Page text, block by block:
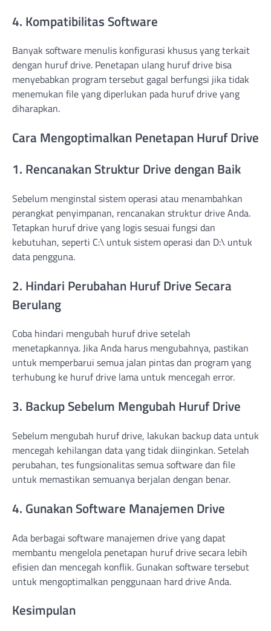
4. Kompatibilitas Software
Banyak software menulis konfigurasi khusus yang terkait
dengan huruf drive. Penetapan ulang huruf drive bisa
menyebabkan program tersebut gagal berfungsi jika tidak
menemukan file yang diperlukan pada huruf drive yang
diharapkan.
Cara Mengoptimalkan Penetapan Huruf Drive
1. Rencanakan Struktur Drive dengan Baik
Sebelum menginstal sistem operasi atau menambahkan
perangkat penyimpanan, rencanakan struktur drive Anda.
Tetapkan huruf drive yang logis sesuai fungsi dan
kebutuhan, seperti C:\ untuk sistem operasi dan D:\ untuk
data pengguna.
2. Hindari Perubahan Huruf Drive Secara
Berulang
Coba hindari mengubah huruf drive setelah
menetapkannya. Jika Anda harus mengubahnya, pastikan
untuk memperbarui semua jalan pintas dan program yang
terhubung ke huruf drive lama untuk mencegah error.
3. Backup Sebelum Mengubah Huruf Drive
Sebelum mengubah huruf drive, lakukan backup data untuk
mencegah kehilangan data yang tidak diinginkan. Setelah
perubahan, tes fungsionalitas semua software dan file
untuk memastikan semuanya berjalan dengan benar.
4. Gunakan Software Manajemen Drive
Ada berbagai software manajemen drive yang dapat
membantu mengelola penetapan huruf drive secara lebih
efisien dan mencegah konflik. Gunakan software tersebut
untuk mengoptimalkan penggunaan hard drive Anda.
Kesimpulan